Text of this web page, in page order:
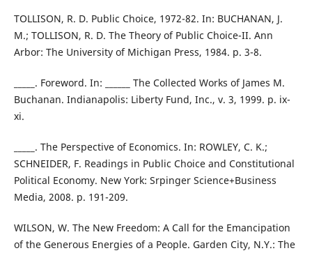
TOLLISON, R. D. Public Choice, 1972-82. In: BUCHANAN, J.
M.; TOLLISON, R. D. The Theory of Public Choice-II. Ann
Arbor: The University of Michigan Press, 1984. p. 3-8.
_____. Foreword. In: ______ The Collected Works of James M.
Buchanan. Indianapolis: Liberty Fund, Inc., v. 3, 1999. p. ix-
xi.
_____. The Perspective of Economics. In: ROWLEY, C. K.;
SCHNEIDER, F. Readings in Public Choice and Constitutional
Political Economy. New York: Srpinger Science+Business
Media, 2008. p. 191-209.
WILSON, W. The New Freedom: A Call for the Emancipation
of the Generous Energies of a People. Garden City, N.Y.: The